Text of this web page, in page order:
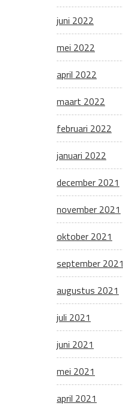
juni 2022
mei 2022
april 2022
maart 2022
februari 2022
januari 2022
december 2021
november 2021
oktober 2021
september 2021
augustus 2021
juli 2021
juni 2021
mei 2021
april 2021